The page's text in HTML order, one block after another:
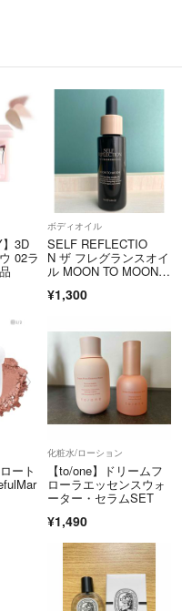
値の発送方法でお送りする場
メントくださいませ♪
おりますが、仕事等で遅くな
せん。
人の自宅保管になりますので
。何かございましたら評価前
を負いかねます。ガイドライ
応をお願い致します。
いました(#^.^#)
で気持ちの良いお取引ができ
ー＆ご紹介いただけますとと
】3D
02ラ
ボディオイル
SELF REFLECTIO
N ザ フレグランスオイ
ル MOON TO MOON 1
¥1,300
ート
化粧水/ローション
【to/one】ドリームフ
ローラエッセンスウォ
ーター・セラムSET
¥1,490